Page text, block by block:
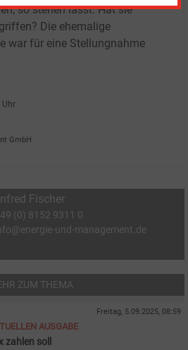
so stehen lässt. Hat sie
Die ehemalige
war für eine Stellungnahme
Uhr
GmbH
Fischer
(0) 8152 9311 0
und-management.de
ZUM THEMA
Freitag, 5.09.2025, 08:59
AUSGABE
zahlen soll